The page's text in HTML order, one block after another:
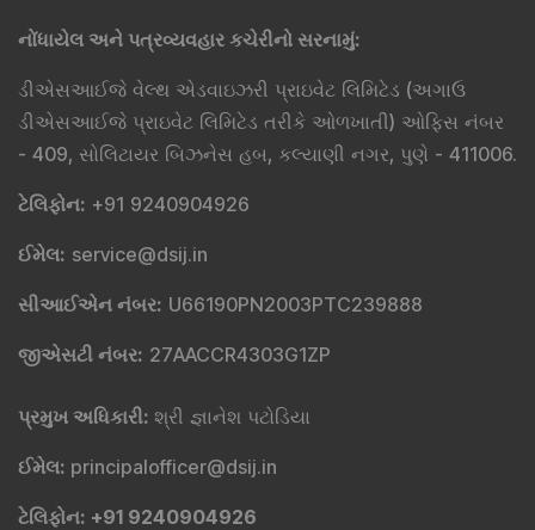
નોંધાયેલ અને પત્રવ્યવહાર કચેરીનો સરનામું:
ડીએસઆઈજે વેલ્થ એડવાઇઝરી પ્રાઇવેટ લિમિટેડ (અગાઉ
ડીએસઆઈજે પ્રાઇવેટ લિમિટેડ તરીકે ઓળખાતી) ઓફિસ નંબર
- 409, સોલિટાયર બિઝનેસ હબ, કલ્યાણી નગર, પુણે - 411006.
ટેલિફોન: +91 9240904926
ઈમેલ: service@dsij.in
સીઆઈએન નંબર: U66190PN2003PTC239888
જીએસટી નંબર: 27AACCR4303G1ZP
પ્રમુખ અધિકારી: શ્રી જ્ઞાનેશ પટોડિયા
ઈમેલ: principalofficer@dsij.in
ટેલિફોન: +91 9240904926